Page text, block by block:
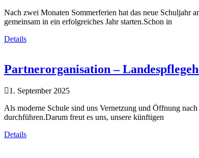
Nach zwei Monaten Sommerferien hat das neue Schuljahr
gemeinsam in ein erfolgreiches Jahr starten.Schon in
Details
Partnerorganisation –
1. September 2025
Als moderne Schule sind uns Vernetzung und Öffnung
durchführen.Darum freut es uns, unsere künftigen
Details